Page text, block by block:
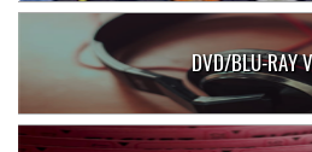
DVD/BLU-RAY